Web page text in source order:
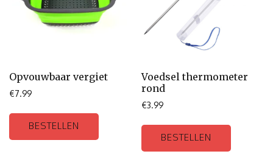
Opvouwbaar vergiet
€7.99
BESTELLEN
Voedsel thermometer
rond
€3.99
BESTELLEN